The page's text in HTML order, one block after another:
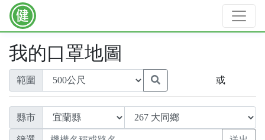
我的口罩地圖
範圍 或
縣市